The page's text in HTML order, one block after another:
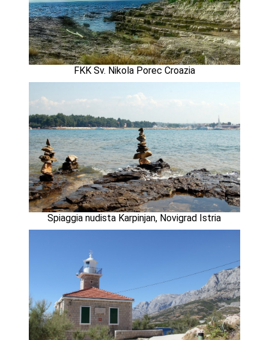
FKK Sv. Nikola Porec Croazia
Spiaggia nudista Karpinjan, Novigrad Istria